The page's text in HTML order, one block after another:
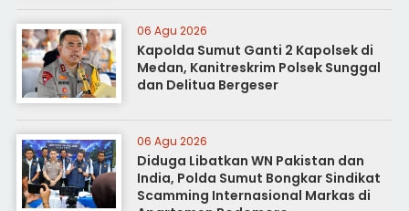
06 Agu 2026
Kapolda Sumut Ganti 2 Kapolsek di
Medan, Kanitreskrim Polsek Sunggal
dan Delitua Bergeser
06 Agu 2026
Diduga Libatkan WN Pakistan dan
India, Polda Sumut Bongkar Sindikat
Scamming Internasional Markas di